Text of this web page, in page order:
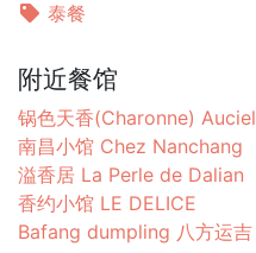
泰餐
附近餐馆
锅色天香(Charonne) Auciel
南昌小馆 Chez Nanchang
溢香居 La Perle de Dalian
香约小馆 LE DELICE
Bafang dumpling 八方运吉